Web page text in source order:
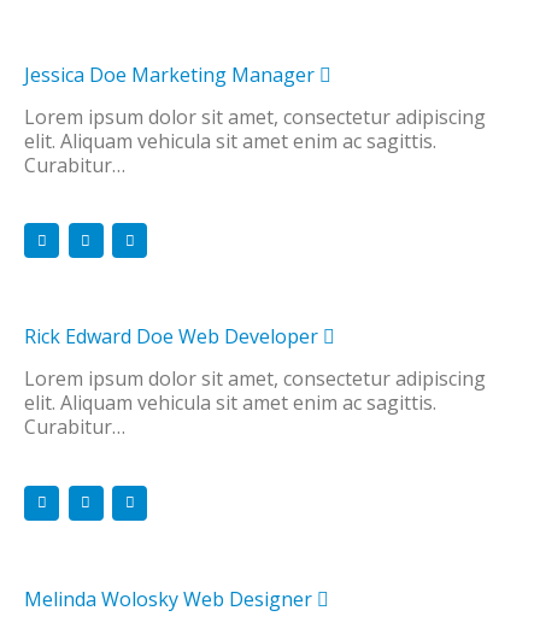
Jessica Doe Marketing Manager
Lorem ipsum dolor sit amet, consectetur adipiscing
elit. Aliquam vehicula sit amet enim ac sagittis.
Curabitur…
Rick Edward Doe Web Developer
Lorem ipsum dolor sit amet, consectetur adipiscing
elit. Aliquam vehicula sit amet enim ac sagittis.
Curabitur…
Melinda WoloskyWeb Designer